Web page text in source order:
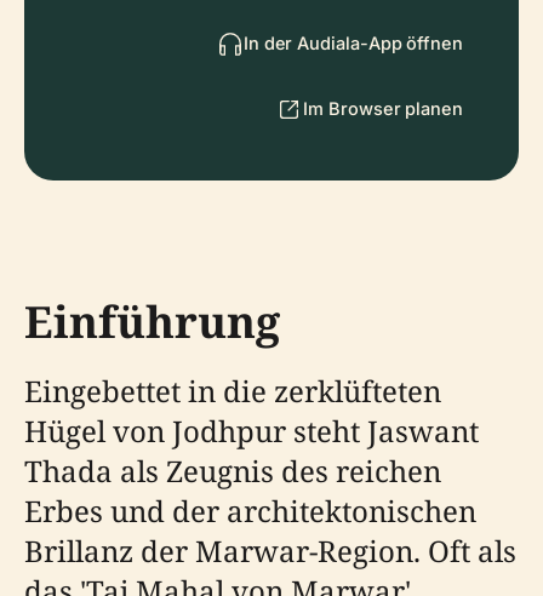
In der Audiala-App öffnen
Im Browser planen
Einführung
Eingebettet in die zerklüfteten
Hügel von Jodhpur steht Jaswant
Thada als Zeugnis des reichen
Erbes und der architektonischen
Brillanz der Marwar-Region. Oft als